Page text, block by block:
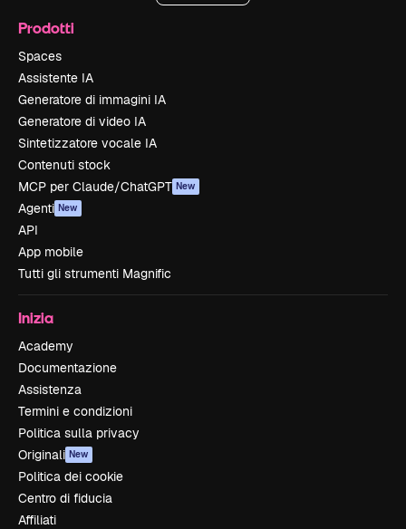
Prodotti
Spaces
Assistente IA
Generatore di immagini IA
Generatore di video IA
Sintetizzatore vocale IA
Contenuti stock
MCP per Claude/ChatGPT New
Agenti New
API
App mobile
Tutti gli strumenti Magnific
Inizia
Academy
Documentazione
Assistenza
Termini e condizioni
Politica sulla privacy
Originali New
Politica dei cookie
Centro di fiducia
Affiliati